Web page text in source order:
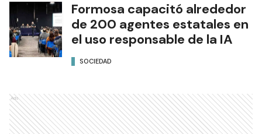
Formosa capacitó alrededor
de 200 agentes estatales en
el uso responsable de la IA
SOCIEDAD
Ads